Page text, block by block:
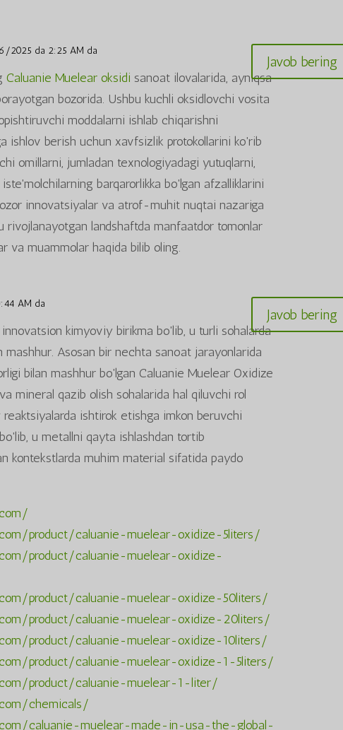
2025 da 2:25 AM da
Caluanie Muelear oksidi sanoat ilovalarida, ayniqsa
bozorida. Ushbu kuchli oksidlovchi vosita
moddalarni ishlab chiqarishni
ishlov berish uchun xavfsizlik protokollarini ko'rib
omillarni, jumladan texnologiyadagi yutuqlarni,
barqarorlikka bo'lgan afzalliklarini
innovatsiyalar va atrof-muhit nuqtai nazariga
rivojlanayotgan landshaftda manfaatdor tomonlar
va muammolar haqida bilib oling.
Javob bering
AM da
kimyoviy birikma bo'lib, u turli sohalarda
mashhur. Asosan bir nechta sanoat jarayonlarida
bilan mashhur bo'lgan Caluanie Muelear Oxidize
mineral qazib olish sohalarida hal qiluvchi rol
ishtirok etishga imkon beruvchi
u metallni qayta ishlashdan tortib
kontekstlarda muhim material sifatida paydo
product/caluanie-muelear-oxidize-5liters/
product/caluanie-muelear-oxidize-
product/caluanie-muelear-oxidize-50liters/
product/caluanie-muelear-oxidize-20liters/
product/caluanie-muelear-oxidize-10liters/
product/caluanie-muelear-oxidize-1-5liters/
product/caluanie-muelear-1-liter/
chemicals/
caluanie-muelear-made-in-usa-the-global-
Javob bering